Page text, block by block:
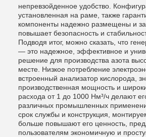
непревзойденное удобство.
установленная на раме, также
компоненты надежно размещены и
повышает безопасность и
Подводя итог, можно сказать, что
— это надежное, эффективное и
решение для производства азота
месте. Низкое потребление
встроенный анализатор кислорода,
производственная мощность и
расхода от 1 до 1000 Нм³/ч делают
различных промышленных
срок службы и конструкция,
больше повышают его ценность,
пользователям экономичную и